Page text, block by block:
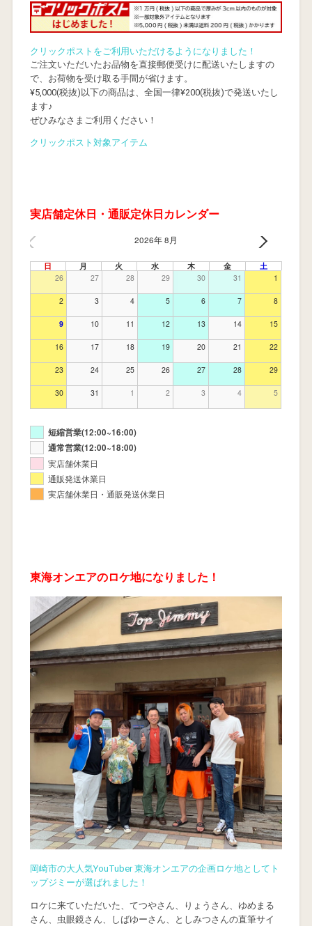
クリックポストをご利用いただけるようになりました！
ご注文いただいたお品物を直接郵便受けに配送いたしますの
で、お荷物を受け取る手間が省けます。
¥5,000(税抜)以下の商品は、全国一律¥200(税抜)で発送いたし
ます♪
ぜひみなさまご利用ください！
クリックポスト対象アイテム
実店舗定休日・通販定休日カレンダー
2026年 8月
日 月 火 水 木 金
土
26
27 28 29 30 31 1
2 3 4 5 6 7 8
9 10 11 12 13 14 15
16 17 18 19 20 21 22
23 24 25 26 27 28 29
30 31 1 2 3 4 5
短縮営業(12:00~16:00)
通常営業(12:00~18:00)
実店舗休業日
通販発送休業日
実店舗休業日・通販発送休業日
東海オンエアのロケ地になりました！
岡崎市の大人気YouTuber 東海オンエアの企画ロケ地としてト
ップジミーが選ばれました！
ロケに来ていただいた、てつやさん、りょうさん、ゆめまる
さん、虫眼鏡さん、しばゆーさん、としみつさんの直筆サイ